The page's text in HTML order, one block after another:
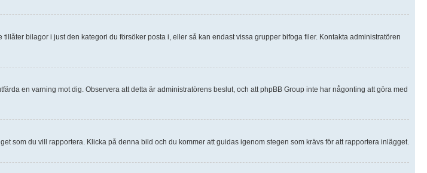
bilagor i just den kategori du försöker posta i, eller så kan endast vissa grupper bifoga filer. Kontakta administratören
en varning mot dig. Observera att detta är administratörens beslut, och att phpBB Group inte har någonting att göra med
som du vill rapportera. Klicka på denna bild och du kommer att guidas igenom stegen som krävs för att rapportera inlägget.